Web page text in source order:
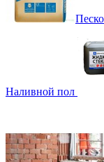
Наливной пол